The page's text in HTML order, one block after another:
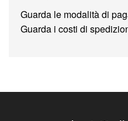
Guarda le modalità di
Guarda i costi di